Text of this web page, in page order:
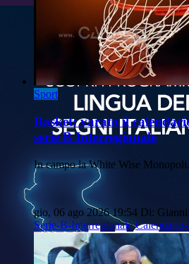
Sport
Basket: varato il
serie B Interregionale
In campo la White Wise Monopoli.
gio, 06 ago 2026 19:54 Di: Gianni
Serie-B-Interregionale